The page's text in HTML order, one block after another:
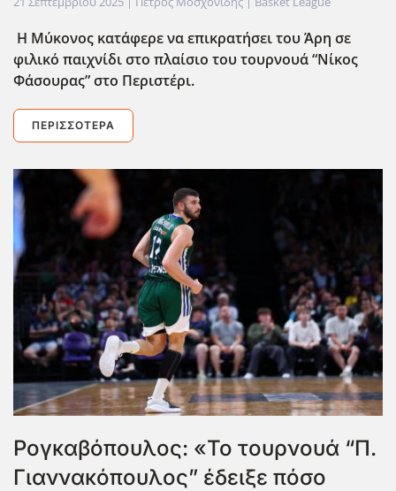
Η Μύκονος κατάφερε να επικρατήσει του Άρη σε
φιλικό παιχνίδι στο πλαίσιο του τουρνουά “Νίκος
Φάσουρας” στο Περιστέρι.
ΠΕΡΙΣΣΌΤΕΡΑ
Ρογκαβόπουλος: «Το τουρνουά “Π.
Γιαννακόπουλος” έδειξε πόσο